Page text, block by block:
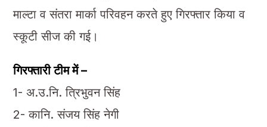
माल्टा व संतरा मार्का परिवहन करते हुए गिरफ्तार किया व
स्कूटी सीज की गई।
गिरफ्तारी टीम में –
1- अ.उ.नि. त्रिभुवन सिंह
2- कानि. संजय सिंह नेगी